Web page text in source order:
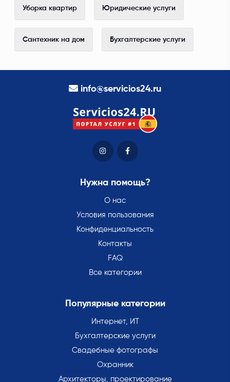
Уборка квартир Юридические услуги
Сантехник на дом Бухгалтерские услуги
info@servicios24.ru
Нужна помощь?
О нас
Условия пользования
Конфиденциальность
Контакты
FAQ
Все категории
Популярные категории
Интернет, ИТ
Бухгалтерские услуги
Свадебные фотографы
Охранник
Архитекторы, проектирование